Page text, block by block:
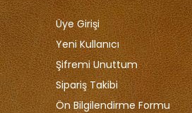
Üye Girişi
Yeni Kullanıcı
Şifremi Unuttum
Sipariş Takibi
Ön Bilgilendirme Formu